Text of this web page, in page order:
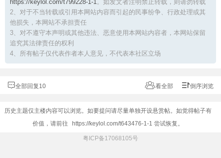
https://keylol.com/t799228-1-1。如发文者注明禁止转载，则请勿转载
2、对于不当转载或引用本网站内容而引起的民事纷争、行政处理或其
他损失，本网站不承担责任
3、对不遵守本声明或其他违法、恶意使用本网站内容者，本网站保留
追究其法律责任的权利
4、所有帖子仅代表作者本人意见，不代表本社区立场
全部回复10 看全部 倒序浏览
历史主题仅主楼内容可以浏览。如要提问请尽量单独开设悬赏帖。如觉得帖子有
价值，请前往
https://keylol.com/t643476-1-1 尝试恢复。
粤ICP备17068105号